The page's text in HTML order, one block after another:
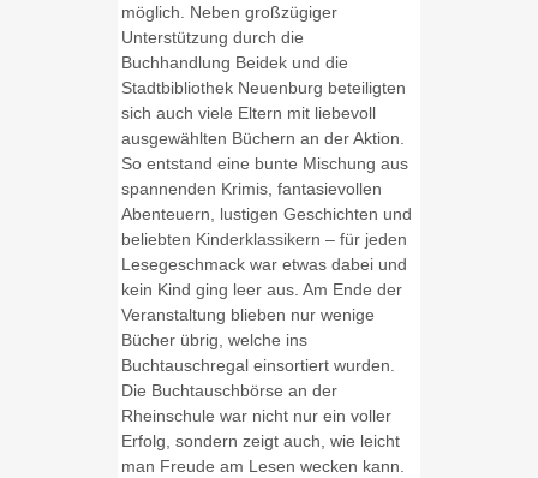
möglich. Neben großzügiger
Unterstützung durch die
Buchhandlung Beidek und die
Stadtbibliothek Neuenburg beteiligten
sich auch viele Eltern mit liebevoll
ausgewählten Büchern an der Aktion.
So entstand eine bunte Mischung aus
spannenden Krimis, fantasievollen
Abenteuern, lustigen Geschichten und
beliebten Kinderklassikern – für jeden
Lesegeschmack war etwas dabei und
kein Kind ging leer aus. Am Ende der
Veranstaltung blieben nur wenige
Bücher übrig, welche ins
Buchtauschregal einsortiert wurden.
Die Buchtauschbörse an der
Rheinschule war nicht nur ein voller
Erfolg, sondern zeigt auch, wie leicht
man Freude am Lesen wecken kann.